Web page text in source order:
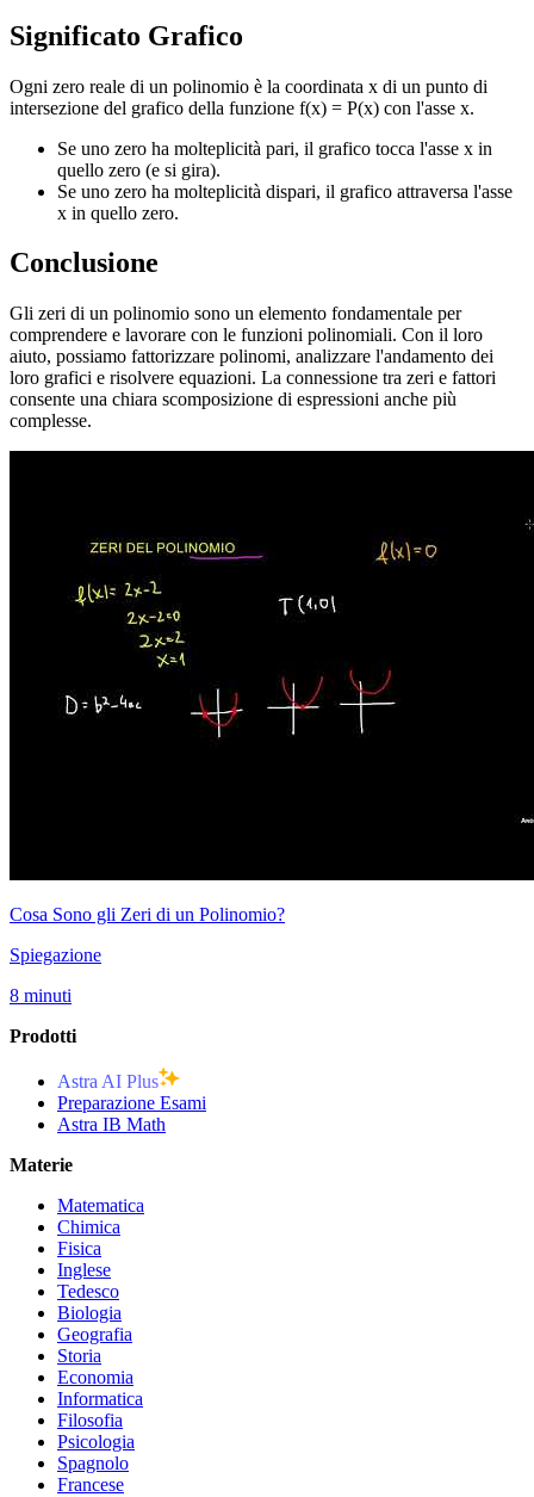
Significato Grafico
Ogni zero reale di un polinomio è la coordinata x di un punto di
intersezione del grafico della funzione f(x) = P(x) con l'asse x.
Se uno zero ha molteplicità pari, il grafico tocca l'asse x in
quello zero (e si gira).
Se uno zero ha molteplicità dispari, il grafico attraversa l'asse
x in quello zero.
Conclusione
Gli zeri di un polinomio sono un elemento fondamentale per
comprendere e lavorare con le funzioni polinomiali. Con il loro
aiuto, possiamo fattorizzare polinomi, analizzare l'andamento dei
loro grafici e risolvere equazioni. La connessione tra zeri e fattori
consente una chiara scomposizione di espressioni anche più
complesse.
Cosa Sono gli Zeri di un Polinomio?
Spiegazione
8 minuti
Prodotti
Astra AI Plus
Preparazione Esami
Astra IB Math
Materie
Matematica
Chimica
Fisica
Inglese
Tedesco
Biologia
Geografia
Storia
Economia
Informatica
Filosofia
Psicologia
Spagnolo
Francese